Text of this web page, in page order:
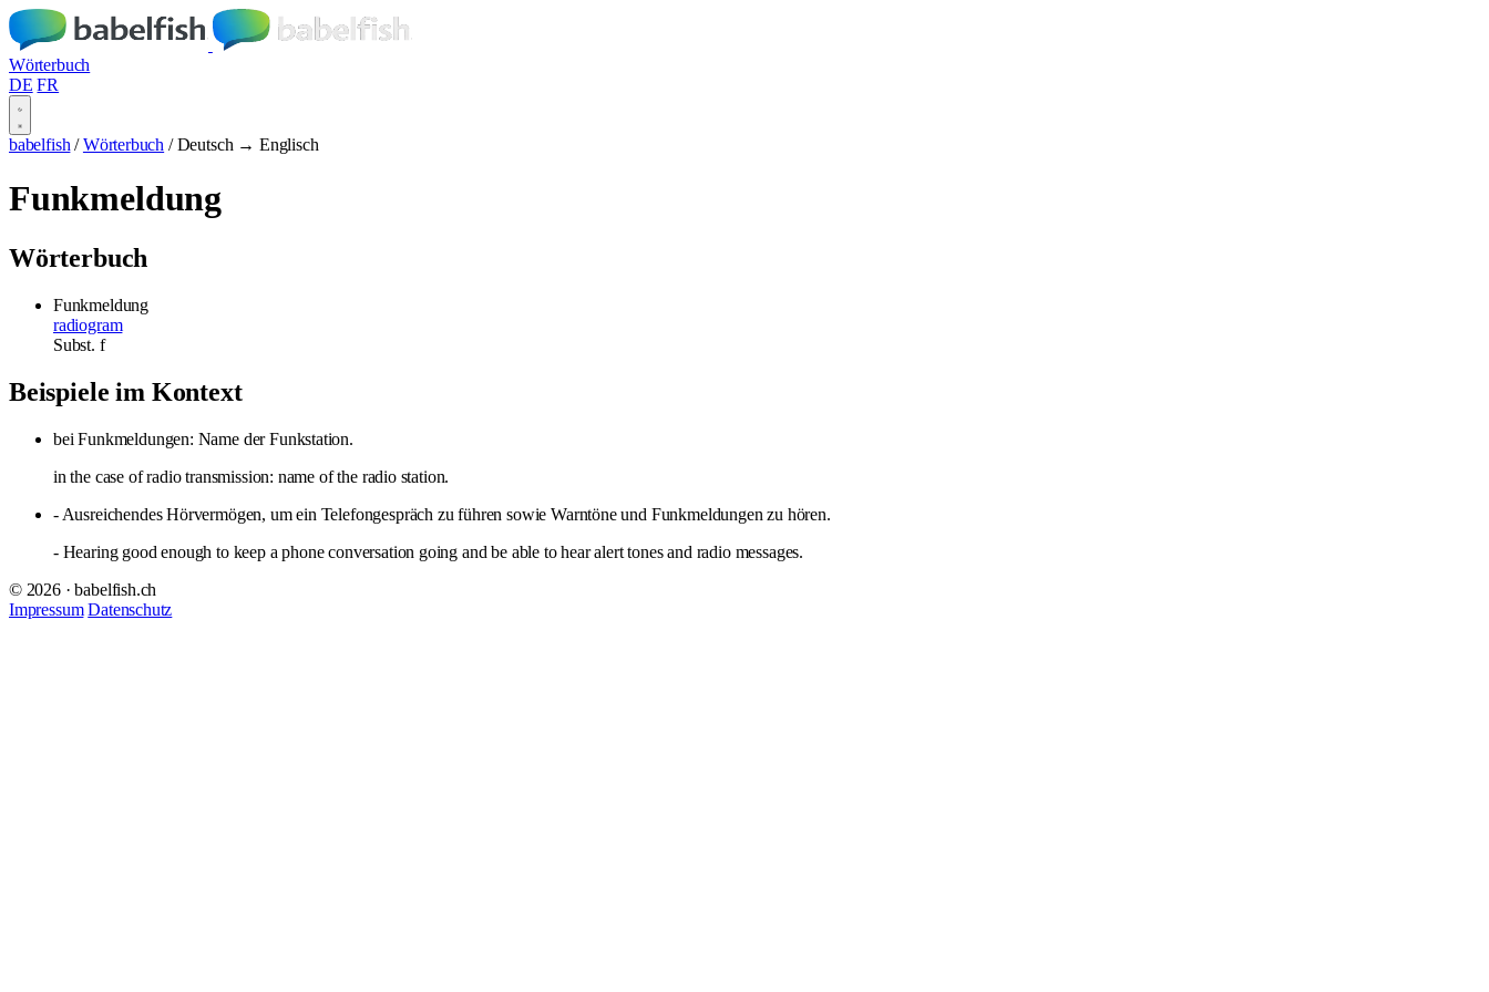
Wörterbuch
DE FR
babelfish / Wörterbuch / Deutsch → Englisch
Funkmeldung
Wörterbuch
Funkmeldung
radiogram
Subst. f
Beispiele im Kontext
bei Funkmeldungen: Name der Funkstation.
in the case of radio transmission: name of the radio station.
- Ausreichendes Hörvermögen, um ein Telefongespräch zu führen sowie Warntöne und Funkmeldungen zu hören.
- Hearing good enough to keep a phone conversation going and be able to hear alert tones and radio messages.
© 2026 · babelfish.ch
Impressum Datenschutz